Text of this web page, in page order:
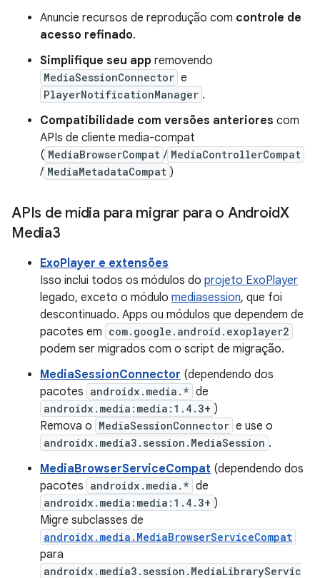
Anuncie recursos de reprodução com controle de
acesso refinado.
Simplifique seu app removendo
MediaSessionConnector e
PlayerNotificationManager .
Compatibilidade com versões anteriores com
APIs de cliente media-compat
( MediaBrowserCompat / MediaControllerCompat
/ MediaMetadataCompat )
APIs de mídia para migrar para o AndroidX
Media3
ExoPlayer e extensões
Isso inclui todos os módulos do projeto ExoPlayer
legado, exceto o módulo mediasession, que foi
descontinuado. Apps ou módulos que dependem de
pacotes em com.google.android.exoplayer2
podem ser migrados com o script de migração.
MediaSessionConnector (dependendo dos
pacotes androidx.media.* de
androidx.media:media:1.4.3+ )
Remova o MediaSessionConnector e use o
androidx.media3.session.MediaSession .
MediaBrowserServiceCompat (dependendo dos
pacotes androidx.media.* de
androidx.media:media:1.4.3+ )
Migre subclasses de
androidx.media.MediaBrowserServiceCompat
para
androidx.media3.session.MediaLibraryServic